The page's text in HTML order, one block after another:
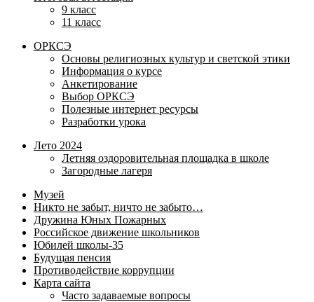
9 класс
11 класс
ОРКСЭ
Основы религиозных культур и светской этики
Информация о курсе
Анкетирование
Выбор ОРКСЭ
Полезные интернет ресурсы
Разработки урока
Лето 2024
Летняя оздоровительная площадка в школе
Загородные лагеря
Музей
Никто не забыт, ничто не забыто…
Дружина Юных Пожарных
Российское движение школьников
Юбилей школы-35
Будущая пенсия
Противодействие коррупции
Карта сайта
Часто задаваемые вопросы